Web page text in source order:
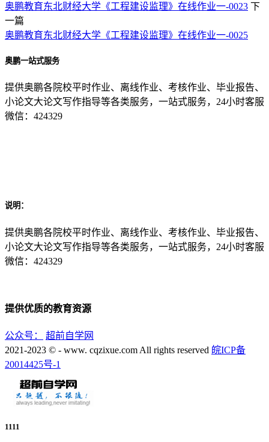
奥鹏教育东北财经大学《工程建设监理》在线作业一-0023 下
一篇
奥鹏教育东北财经大学《工程建设监理》在线作业一-0025
奥鹏一站式服务
提供奥鹏各院校平时作业、离线作业、考核作业、毕业报告、
小论文大论文写作指导等各类服务，一站式服务，24小时客服
微信：424329
说明：
提供奥鹏各院校平时作业、离线作业、考核作业、毕业报告、
小论文大论文写作指导等各类服务，一站式服务，24小时客服
微信：424329
提供优质的教育资源
公众号：
超前自学网
2021-2023 © - www. cqzixue.com All rights reserved 皖ICP备
20014425号-1
1111